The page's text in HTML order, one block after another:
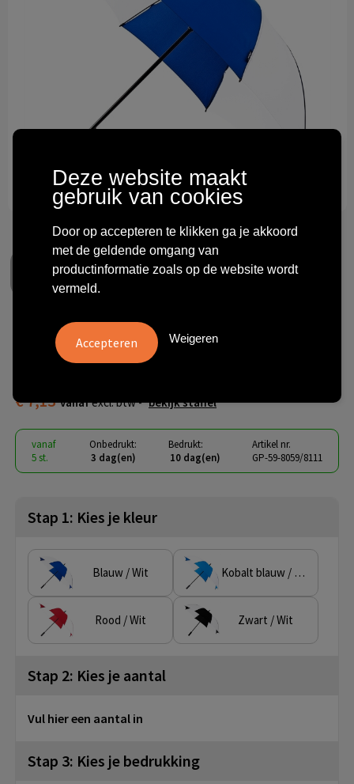
Technologie & gadgets
Falcone golfparaplu,
automaat, windproof
€ 7,13 vanafexcl. btw - bekijk staffel
vanaf
5 st.
Onbedrukt:
3 dag(en)
Bedrukt:
10 dag(en)
Artikel nr.
GP-59-8059/8111
Stap 1: Kies je kleur
Blauw / Wit Kobalt blauw / Wit
Rood / Wit Zwart / Wit
Stap 2: Kies je aantal
Vul hier een aantal in
Stap 3: Kies je bedrukking
Deze website maakt
gebruik van cookies
Door op accepteren te klikken ga je akkoord
met de geldende omgang van
productinformatie zoals op de website wordt
vermeld.
Weigeren